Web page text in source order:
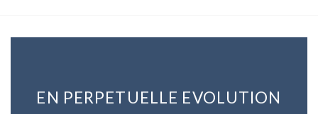
EN PERPETUELLE EVOLUTION